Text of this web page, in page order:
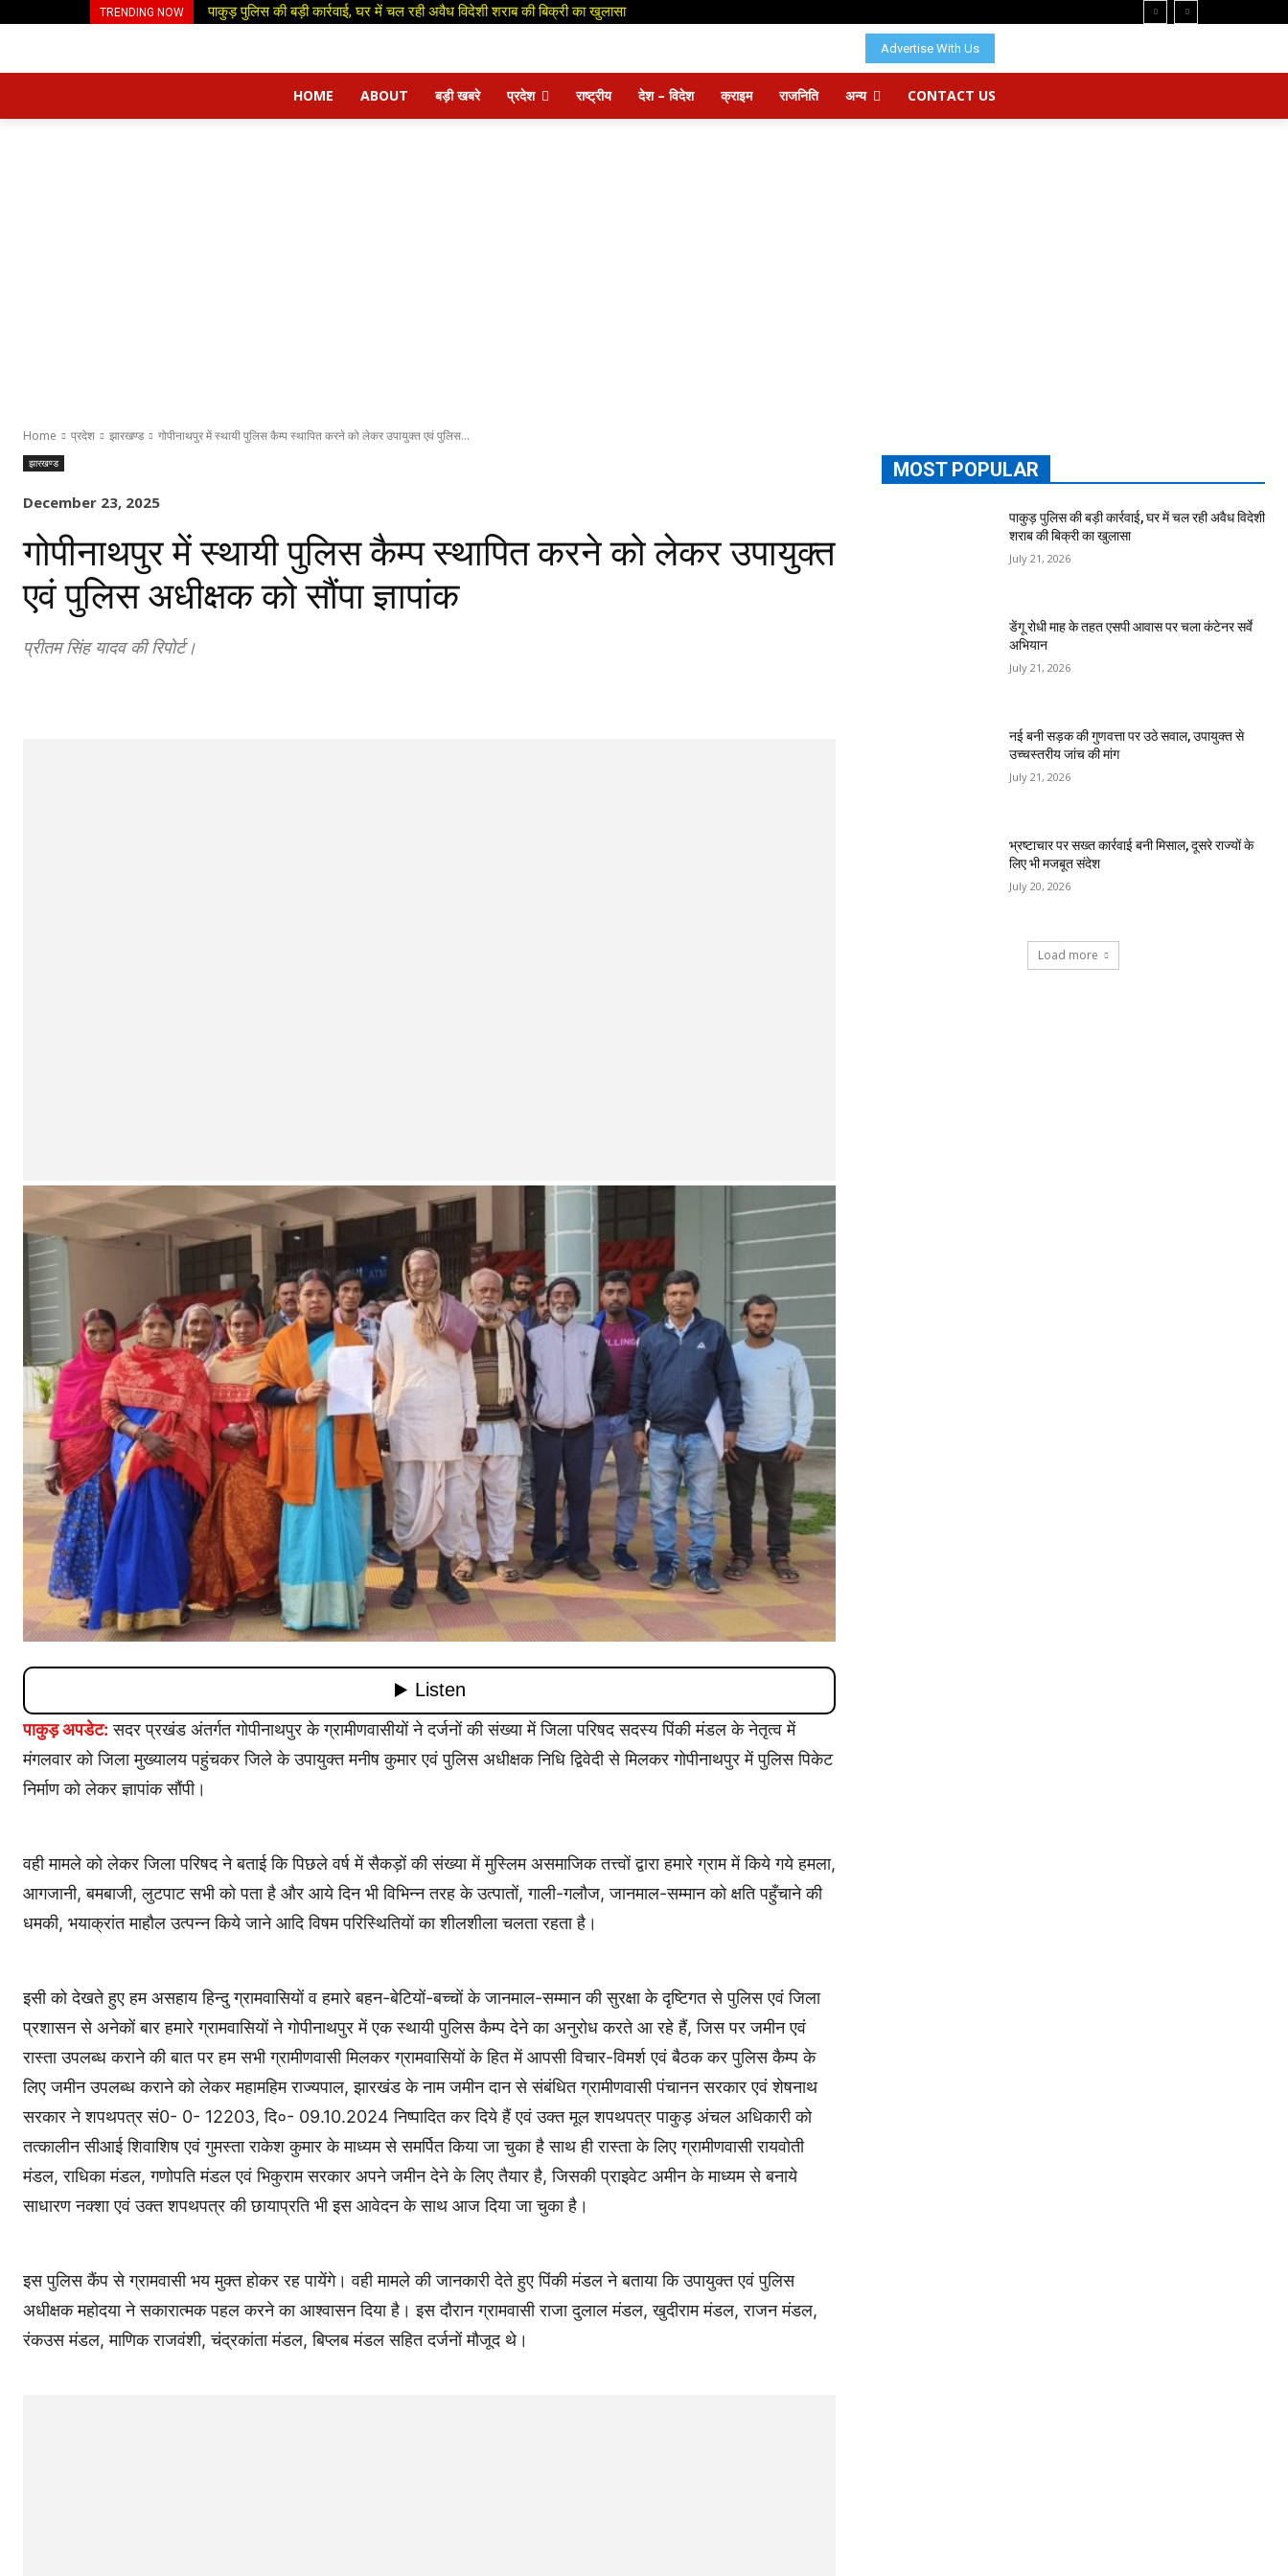
TRENDING NOW पाकुड़ पुलिस की बड़ी कार्रवाई, घर में चल रही अवैध विदेशी शराब की बिक्री का खुलासा
Advertise With Us
HOME ABOUT बड़ी खबरे प्रदेश राष्ट्रीय देश – विदेश क्राइम राजनिति अन्य CONTACT US
Home प्रदेश झारखण्ड गोपीनाथपुर में स्थायी पुलिस कैम्प स्थापित करने को लेकर उपायुक्त एवं पुलिस...
झारखण्ड
December 23, 2025
गोपीनाथपुर में स्थायी पुलिस कैम्प स्थापित करने को लेकर उपायुक्त
एवं पुलिस अधीक्षक को सौंपा ज्ञापांक
प्रीतम सिंह यादव की रिपोर्ट।
पाकुड़ अपडेट: सदर प्रखंड अंतर्गत गोपीनाथपुर के ग्रामीणवासीयों ने दर्जनों की संख्या में जिला परिषद सदस्य पिंकी मंडल के नेतृत्व में
मंगलवार को जिला मुख्यालय पहुंचकर जिले के उपायुक्त मनीष कुमार एवं पुलिस अधीक्षक निधि द्विवेदी से मिलकर गोपीनाथपुर में पुलिस पिकेट
निर्माण को लेकर ज्ञापांक सौंपी।
वही मामले को लेकर जिला परिषद ने बताई कि पिछले वर्ष में सैकड़ों की संख्या में मुस्लिम असमाजिक तत्त्वों द्वारा हमारे ग्राम में किये गये हमला,
आगजानी, बमबाजी, लुटपाट सभी को पता है और आये दिन भी विभिन्न तरह के उत्पातों, गाली-गलौज, जानमाल-सम्मान को क्षति पहुँचाने की
धमकी, भयाक्रांत माहौल उत्पन्न किये जाने आदि विषम परिस्थितियों का शीलशीला चलता रहता है।
इसी को देखते हुए हम असहाय हिन्दु ग्रामवासियों व हमारे बहन-बेटियों-बच्चों के जानमाल-सम्मान की सुरक्षा के दृष्टिगत से पुलिस एवं जिला
प्रशासन से अनेकों बार हमारे ग्रामवासियों ने गोपीनाथपुर में एक स्थायी पुलिस कैम्प देने का अनुरोध करते आ रहे हैं, जिस पर जमीन एवं
रास्ता उपलब्ध कराने की बात पर हम सभी ग्रामीणवासी मिलकर ग्रामवासियों के हित में आपसी विचार-विमर्श एवं बैठक कर पुलिस कैम्प के
लिए जमीन उपलब्ध कराने को लेकर महामहिम राज्यपाल, झारखंड के नाम जमीन दान से संबंधित ग्रामीणवासी पंचानन सरकार एवं शेषनाथ
सरकार ने शपथपत्र सं0- 0- 12203, दि०- 09.10.2024 निष्पादित कर दिये हैं एवं उक्त मूल शपथपत्र पाकुड़ अंचल अधिकारी को
तत्कालीन सीआई शिवाशिष एवं गुमस्ता राकेश कुमार के माध्यम से समर्पित किया जा चुका है साथ ही रास्ता के लिए ग्रामीणवासी रायवोती
मंडल, राधिका मंडल, गणोपति मंडल एवं भिकुराम सरकार अपने जमीन देने के लिए तैयार है, जिसकी प्राइवेट अमीन के माध्यम से बनाये
साधारण नक्शा एवं उक्त शपथपत्र की छायाप्रति भी इस आवेदन के साथ आज दिया जा चुका है।
इस पुलिस कैंप से ग्रामवासी भय मुक्त होकर रह पायेंगे। वही मामले की जानकारी देते हुए पिंकी मंडल ने बताया कि उपायुक्त एवं पुलिस
अधीक्षक महोदया ने सकारात्मक पहल करने का आश्वासन दिया है। इस दौरान ग्रामवासी राजा दुलाल मंडल, खुदीराम मंडल, राजन मंडल,
रंकउस मंडल, माणिक राजवंशी, चंद्रकांता मंडल, बिप्लब मंडल सहित दर्जनों मौजूद थे।
MOST POPULAR
पाकुड़ पुलिस की बड़ी कार्रवाई, घर में चल रही अवैध विदेशी
शराब की बिक्री का खुलासा
July 21, 2026
डेंगू रोधी माह के तहत एसपी आवास पर चला कंटेनर सर्वे
अभियान
July 21, 2026
नई बनी सड़क की गुणवत्ता पर उठे सवाल, उपायुक्त से
उच्चस्तरीय जांच की मांग
July 21, 2026
भ्रष्टाचार पर सख्त कार्रवाई बनी मिसाल, दूसरे राज्यों के
लिए भी मजबूत संदेश
July 20, 2026
Load more